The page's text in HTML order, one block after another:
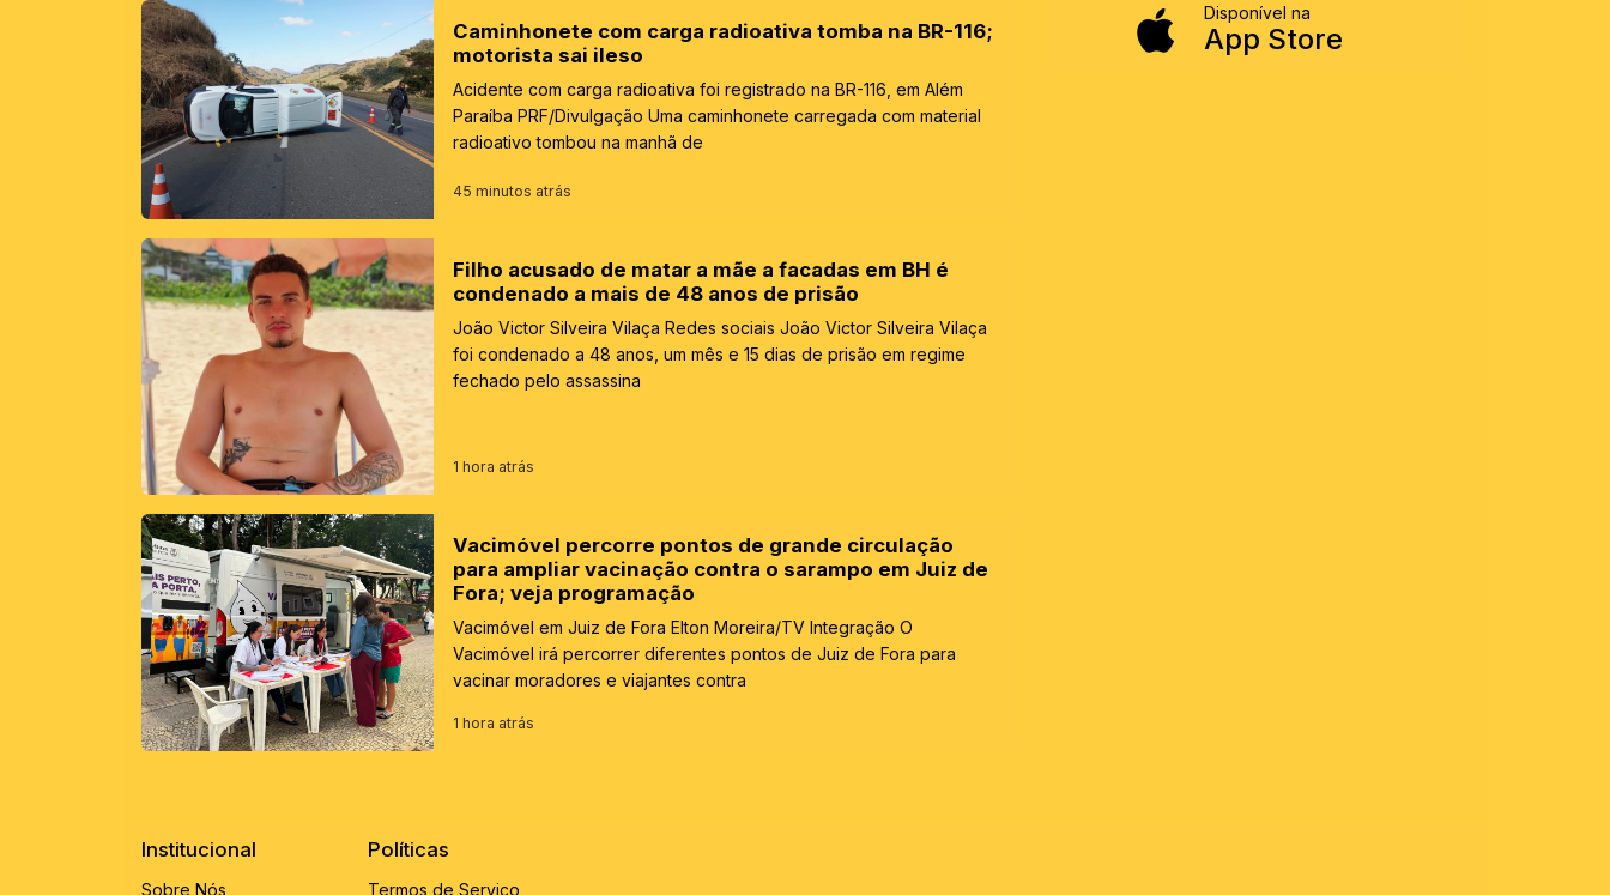
Caminhonete com carga radioativa tomba na BR-116;
motorista sai ileso
Acidente com carga radioativa foi registrado na BR-116, em Além
Paraíba PRF/Divulgação Uma caminhonete carregada com material
radioativo tombou na manhã de
45 minutos atrás
Filho acusado de matar a mãe a facadas em BH é
condenado a mais de 48 anos de prisão
João Victor Silveira Vilaça Redes sociais João Victor Silveira Vilaça
foi condenado a 48 anos, um mês e 15 dias de prisão em regime
fechado pelo assassina
1 hora atrás
Vacimóvel percorre pontos de grande circulação
para ampliar vacinação contra o sarampo em Juiz de
Fora; veja programação
Vacimóvel em Juiz de Fora Elton Moreira/TV Integração O
Vacimóvel irá percorrer diferentes pontos de Juiz de Fora para
vacinar moradores e viajantes contra
1 hora atrás
Disponível na
App Store
Institucional
Sobre Nós
Políticas
Termos de Serviço